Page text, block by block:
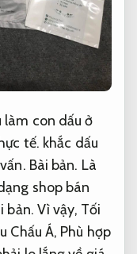
làm con dấu ở
tế. khắc dấu
Bài bản. Là
shop bán
bản. Vì vậy, Tối
Chấu Á, Phù hợp